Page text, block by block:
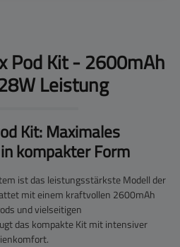
Pod Kit - 2600mAh
Leistung
Kit: Maximales
kompakter Form
ist das leistungsstärkste Modell der
mit einem kraftvollen 2600mAh
und vielseitigen
das kompakte Kit mit intensiver